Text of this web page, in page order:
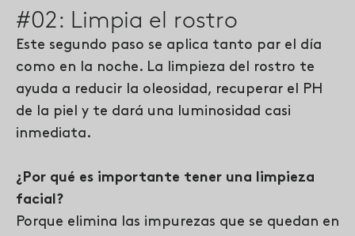
#02: Limpia el rostro
Este segundo paso se aplica tanto par el día
como en la noche. La limpieza del rostro te
ayuda a reducir la oleosidad, recuperar el PH
de la piel y te dará una luminosidad casi
inmediata.
¿Por qué es importante tener una limpieza
facial?
Porque elimina las impurezas que se quedan en